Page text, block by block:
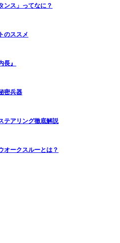
ンス」ってなに？
のススメ
長』
密兵器
テアリング徹底解説
オークスルーとは？